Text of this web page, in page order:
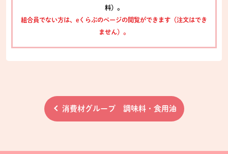
料）。
組合員でない方は、eくらぶのページの閲覧ができます（注文はでき
ません）。
消費材グループ 調味料・食用油